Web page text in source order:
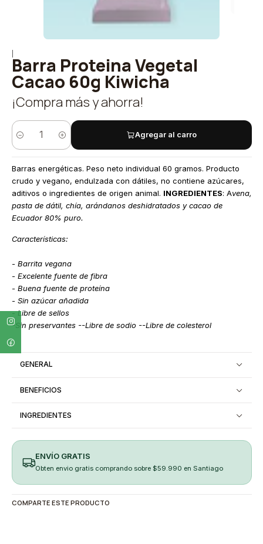
Barra Proteina Vegetal
Cacao 60g Kiwicha
¡Compra más y ahorra!
Cantidad
Agregar al carro
Barras energéticas. Peso neto individual 60 gramos. Producto
crudo y vegano, endulzada con dátiles, no contiene azúcares,
aditivos o ingredientes de origen animal. INGREDIENTES: Avena,
pasta de dátil, chía, arándanos deshidratados y cacao de
Ecuador 80% puro.
Características:
- Barrita vegana
- Excelentefuente de fibra
- Buena fuente de proteína
- Sin azúcar añadida
- Libre de sellos
-Sin preservantes --Libre de sodio --Libre de colesterol
GENERAL
BENEFICIOS
INGREDIENTES
ENVÍO GRATIS
Obten envio gratis comprando sobre $59.990 en Santiago
COMPARTE ESTE PRODUCTO